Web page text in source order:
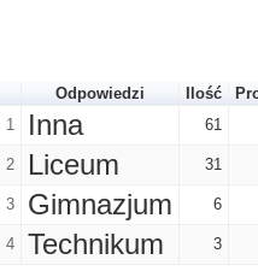
Odpowiedzi Ilość
1
Inna 61
2 Liceum 31
3 Gimnazjum 6
4 Technikum 3